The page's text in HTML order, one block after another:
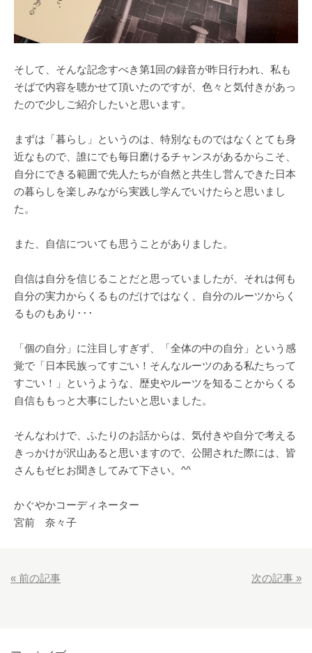
そして、そんな記念すべき第1回の録音が昨日行われ、私も
そばで内容を聴かせて頂いたのですが、色々と気付きがあっ
たので少しご紹介したいと思います。
まずは「暮らし」というのは、特別なものではなくとても身
近なもので、誰にでも毎日磨けるチャンスがあるからこそ、
自分にできる範囲で先人たちが自然と共生し営んできた日本
の暮らしを楽しみながら実践し学んでいけたらと思いまし
た。
また、自信についても思うことがありました。
自信は自分を信じることだと思っていましたが、それは何も
自分の実力からくるものだけではなく、自分のルーツからく
るものもあり･･･
「個の自分」に注目しすぎず、「全体の中の自分」という感
覚で「日本民族ってすごい！そんなルーツのある私たちって
すごい！」というような、歴史やルーツを知ることからくる
自信ももっと大事にしたいと思いました。
そんなわけで、ふたりのお話からは、気付きや自分で考える
きっかけが沢山あると思いますので、公開された際には、皆
さんもゼヒお聞きしてみて下さい。^^
かぐやかコーディネーター
宮前 奈々子
« 前の記事 次の記事 »